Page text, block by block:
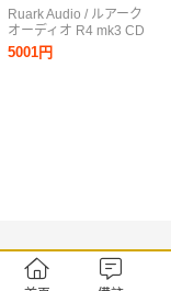
Ruark Audio / ルアーク
オーディオ R4 mk3 CD
プレーヤ Bluetooth再生
FMラジオ 音質調整機能
5001円